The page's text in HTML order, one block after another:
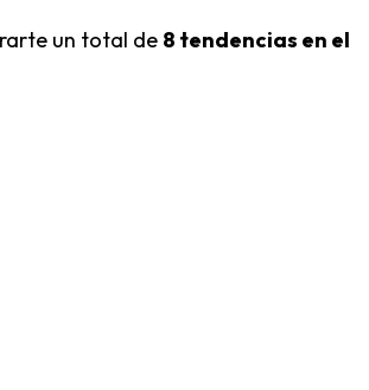
un total de 8 tendencias en el